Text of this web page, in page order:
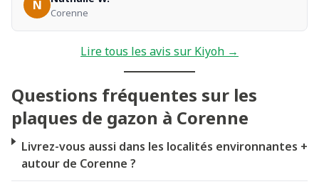
N Corenne
Lire tous les avis sur Kiyoh →
Questions fréquentes sur les
plaques de gazon à Corenne
Livrez-vous aussi dans les localités environnantes
autour de Corenne ?
+